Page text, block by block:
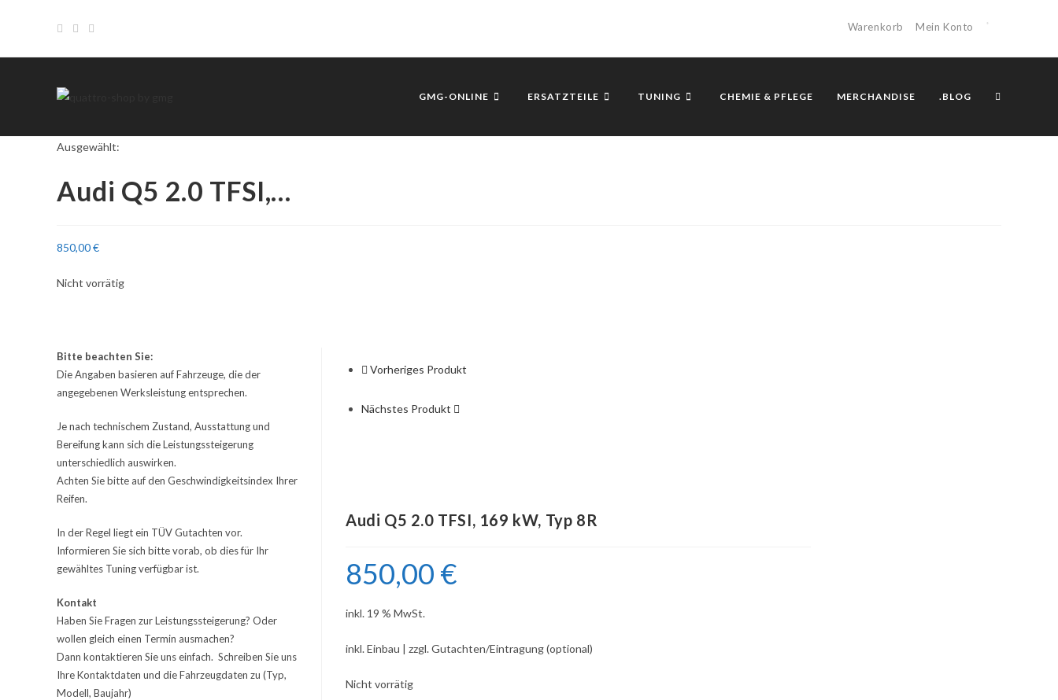
Warenkorb Mein Konto
GMG-ONLINE ERSATZTEILE TUNING CHEMIE & PFLEGE MERCHANDISE .BLOG
Ausgewählt:
Audi Q5 2.0 TFSI,…
850,00€
Nicht vorrätig
Vorheriges Produkt
Nächstes Produkt
Audi Q5 2.0 TFSI, 169 kW, Typ 8R
850,00 €
inkl. 19 % MwSt.
inkl. Einbau | zzgl. Gutachten/Eintragung (optional)
Nicht vorrätig
Bitte beachten Sie:
Die Angaben basieren auf Fahrzeuge, die der
angegebenen Werksleistung entsprechen.
Je nach technischem Zustand, Ausstattung und
Bereifung kann sich die Leistungssteigerung
unterschiedlich auswirken.
Achten Sie bitte auf den Geschwindigkeitsindex Ihrer
Reifen.
In der Regel liegt ein TÜV Gutachten vor.
Informieren Sie sich bitte vorab, ob dies für Ihr
gewähltes Tuning verfügbar ist.
Kontakt
Haben Sie Fragen zur Leistungssteigerung? Oder
wollen gleich einen Termin ausmachen?
Dann kontaktieren Sie uns einfach. Schreiben Sie uns
Ihre Kontaktdaten und die Fahrzeugdaten zu (Typ,
Modell, Baujahr)